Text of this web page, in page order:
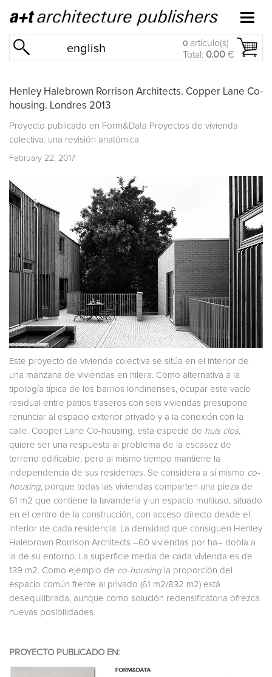
english 0 artículo(s)
Total: 0.00 €
Henley Halebrown Rorrison Architects. Copper Lane Co-
housing. Londres 2013
Proyecto publicado en Form&Data Proyectos de vivienda
colectiva: una revisión anatómica
February 22, 2017
Este proyecto de vivienda colectiva se sitúa en el interior de
una manzana de viviendas en hilera. Como al­ternativa a la
tipología típica de los barrios londinenses, ocupar este vacío
residual en­tre patios traseros con seis viviendas presu­pone
renunciar al espacio exterior privado y a la conexión con la
calle. Copper Lane Co-housing, esta especie de huis clos,
quiere ser una res­puesta al problema de la escasez de
terreno edificable, pero al mismo tiempo mantiene la
independencia de sus residentes. Se con­sidera a sí mismo co-
housing , porque todas las viviendas comparten una pieza de
61 m2 que contiene la lavandería y un espacio mul­tiuso, situado
en el centro de la construcción, con acceso directo desde el
interior de cada residencia. La densidad que consiguen Henley
Halebrown Rorrison Architects –60 viviendas por ha– dobla a
la de su entorno. La superficie media de cada vivienda es de
139 m2. Como ejemplo de co-housing la pro­porción del
espacio común frente al privado (61 m2/832 m2) está
desequilibrada, aunque como solución redensificatoria ofrezca
nue­vas posibilidades.
PROYECTO PUBLICADO EN: